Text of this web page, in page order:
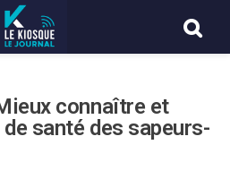
connaître et
santé des sapeurs-